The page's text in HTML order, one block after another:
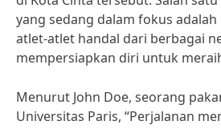
yang sedang dalam fokus
atlet-atlet handal dari berbagai
mempersiapkan diri untuk
Menurut John Doe, seorang
Universitas Paris, “Perjalanan